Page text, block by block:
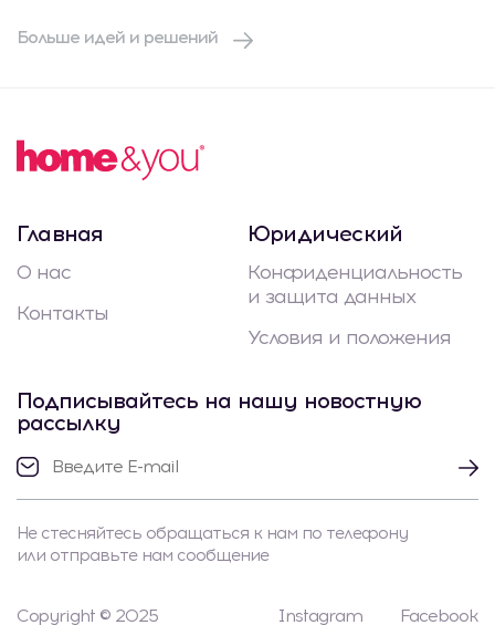
Больше идей и решений
Главная
О нас
Контакты
Юридический
Конфиденциальность
и защита данных
Условия и положения
Подписывайтесь на нашу новостную
рассылку
Не стесняйтесь обращаться к нам по телефону
или отправьте нам сообщение
Copyright © 2025 Instagram Facebook